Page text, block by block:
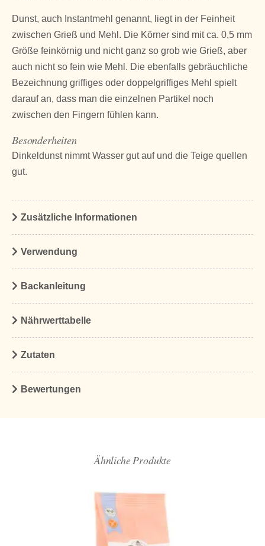
Dunst, auch Instantmehl genannt, liegt in der Feinheit
zwischen Grieß und Mehl. Die Körner sind mit ca. 0,5 mm
Größe feinkörnig und nicht ganz so grob wie Grieß, aber
auch nicht so fein wie Mehl. Die ebenfalls gebräuchliche
Bezeichnung griffiges oder doppelgriffiges Mehl spielt
darauf an, dass man die einzelnen Partikel noch
zwischen den Fingern fühlen kann.
Besonderheiten
Dinkeldunst nimmt Wasser gut auf und die Teige quellen
gut.
Zusätzliche Informationen
Verwendung
Backanleitung
Nährwerttabelle
Zutaten
Bewertungen
Ähnliche Produkte